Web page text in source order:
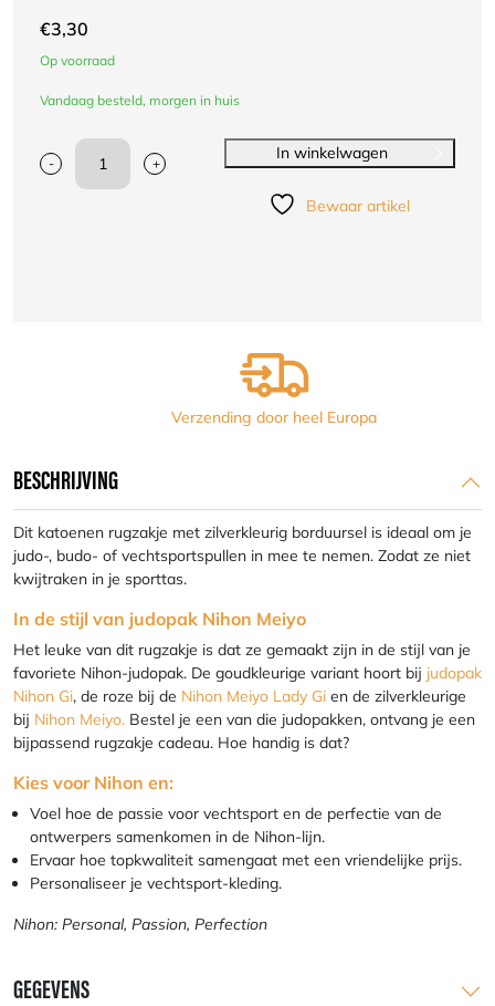
€3,30
Op voorraad
Vandaag besteld, morgen in huis
-
Rugzak
+
In winkelwagen
Bewaar artikel
Verzending door heel Europa
BESCHRIJVING
Dit katoenen rugzakje met zilverkleurig borduursel is ideaal om je
judo-, budo- of vechtsportspullen in mee te nemen. Zodat ze niet
kwijtraken in je sporttas.
In de stijl van judopak Nihon Meiyo
Het leuke van dit rugzakje is dat ze gemaakt zijn in de stijl van je
favoriete Nihon-judopak. De goudkleurige variant hoort bij judopak
Nihon Gi, de roze bij de Nihon Meiyo Lady Gi en de zilverkleurige
bij Nihon Meiyo. Bestel je een van die judopakken, ontvang je een
bijpassend rugzakje cadeau. Hoe handig is dat?
Kies voor Nihon en:
Voel hoe de passie voor vechtsport en de perfectie van de
ontwerpers samenkomen in de Nihon-lijn.
Ervaar hoe topkwaliteit samengaat met een vriendelijke prijs.
Personaliseer je vechtsport-kleding.
Nihon: Personal, Passion, Perfection
GEGEVENS